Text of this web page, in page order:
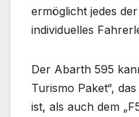
ermöglicht jedes
individuelles
Der Abarth 595
Turismo Paket“,
ist, als auch dem